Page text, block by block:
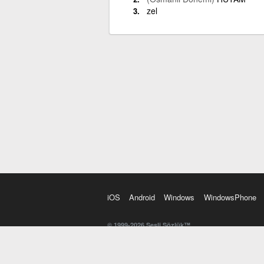
zel
iOS Android Windows WindowsPhone
© 1999-2026 Sesli Sözlük™